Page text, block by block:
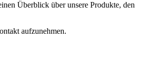
Überblick über unsere Produkte, den
aufzunehmen.